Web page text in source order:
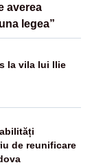
averea
legea”
la vila lui Ilie
de reunificare